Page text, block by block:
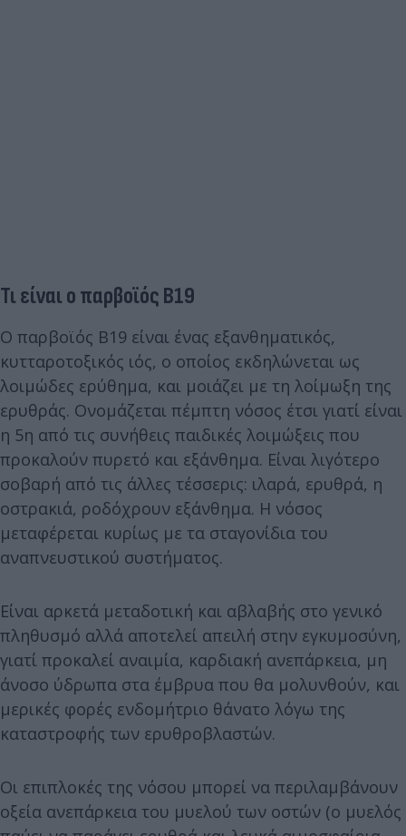
Τι είναι ο παρβοϊός Β19
Ο παρβοϊός Β19 είναι ένας εξανθηματικός,
κυτταροτοξικός ιός, ο οποίος εκδηλώνεται ως
λοιμώδες ερύθημα, και μοιάζει με τη λοίμωξη της
ερυθράς. Ονομάζεται πέμπτη νόσος έτσι γιατί είναι
η 5η από τις συνήθεις παιδικές λοιμώξεις που
προκαλούν πυρετό και εξάνθημα. Είναι λιγότερο
σοβαρή από τις άλλες τέσσερις: ιλαρά, ερυθρά, η
οστρακιά, ροδόχρουν εξάνθημα. Η νόσος
μεταφέρεται κυρίως με τα σταγονίδια του
αναπνευστικού συστήματος.
Είναι αρκετά μεταδοτική και αβλαβής στο γενικό
πληθυσμό αλλά αποτελεί απειλή στην εγκυμοσύνη,
γιατί προκαλεί αναιμία, καρδιακή ανεπάρκεια, μη
άνοσο ύδρωπα στα έμβρυα που θα μολυνθούν, και
μερικές φορές ενδομήτριο θάνατο λόγω της
καταστροφής των ερυθροβλαστών.
Οι επιπλοκές της νόσου μπορεί να περιλαμβάνουν
οξεία ανεπάρκεια του μυελού των οστών (ο μυελός